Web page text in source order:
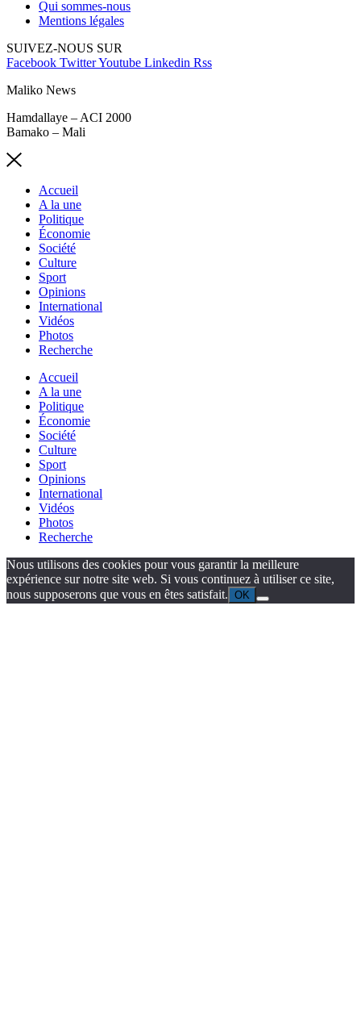
Qui sommes-nous
Mentions légales
SUIVEZ-NOUS SUR
Facebook TwitterYoutube Linkedin Rss
Maliko News
Hamdallaye – ACI 2000
Bamako – Mali
Accueil
A la une
Politique
Économie
Société
Culture
Sport
Opinions
International
Vidéos
Photos
Recherche
Accueil
A la une
Politique
Économie
Société
Culture
Sport
Opinions
International
Vidéos
Photos
Recherche
Nous utilisons des cookies pour vous garantir la meilleure
expérience sur notre site web. Si vous continuez à utiliser ce site,
nous supposerons que vous en êtes satisfait. OK